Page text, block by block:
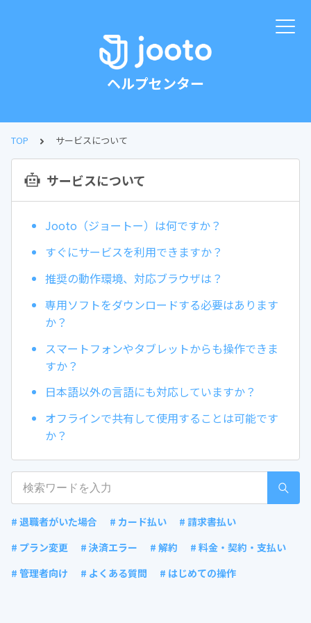
ヘルプセンター
TOP サービスについて
サービスについて
Jooto（ジョートー）は何ですか？
すぐにサービスを利用できますか？
推奨の動作環境、対応ブラウザは？
専用ソフトをダウンロードする必要はあります
か？
スマートフォンやタブレットからも操作できま
すか？
日本語以外の言語にも対応していますか？
オフラインで共有して使用することは可能です
か？
# 退職者がいた場合 # カード払い
# 請求書払い
# プラン変更
# 決済エラー # 解約
# 料金・契約・支払い
# 管理者向け
# よくある質問 # はじめての操作